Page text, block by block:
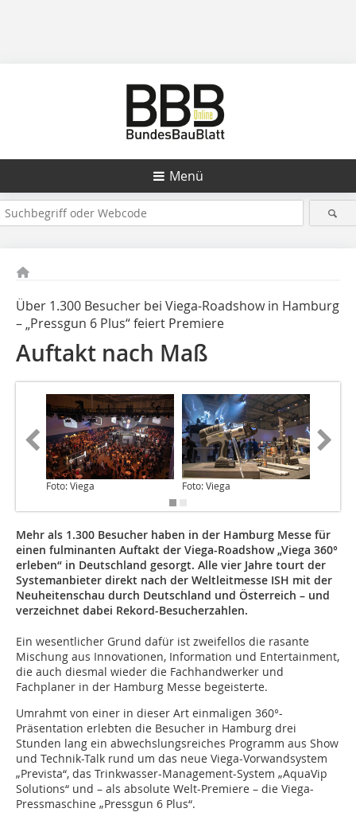
Menü
Über 1.300 Besucher bei Viega-Roadshow in Hamburg
– „Pressgun 6 Plus“ feiert Premiere
Auftakt nach Maß
Foto: Viega Foto: Viega
Mehr als 1.300 Besucher haben in der Hamburg Messe für
einen fulminanten Auftakt der Viega-Roadshow „Viega 360°
erleben“ in Deutschland gesorgt. Alle vier Jahre tourt der
Systemanbieter direkt nach der Weltleitmesse ISH mit der
Neuheitenschau durch Deutschland und Österreich – und
verzeichnet dabei Rekord-Besucherzahlen.
Ein wesentlicher Grund dafür ist zweifellos die rasante
Mischung aus Innovationen, Information und Entertainment,
die auch diesmal wieder die Fachhandwerker und
Fachplaner in der Hamburg Messe begeisterte.
Umrahmt von einer in dieser Art einmaligen 360°-
Präsentation erlebten die Besucher in Hamburg drei
Stunden lang ein abwechslungsreiches Programm aus Show
und Technik-Talk rund um das neue Viega-Vorwandsystem
„Prevista“, das Trinkwasser-Management-System „AquaVip
Solutions“ und – als absolute Welt-Premiere – die Viega-
Pressmaschine „Pressgun 6 Plus“.